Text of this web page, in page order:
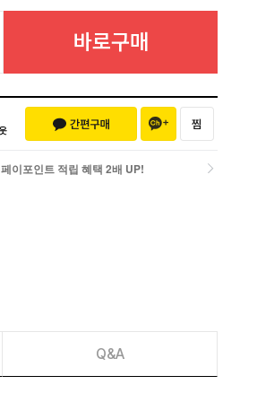
바로구매
페이포인트 적립 혜택 2배 UP!
Q&A